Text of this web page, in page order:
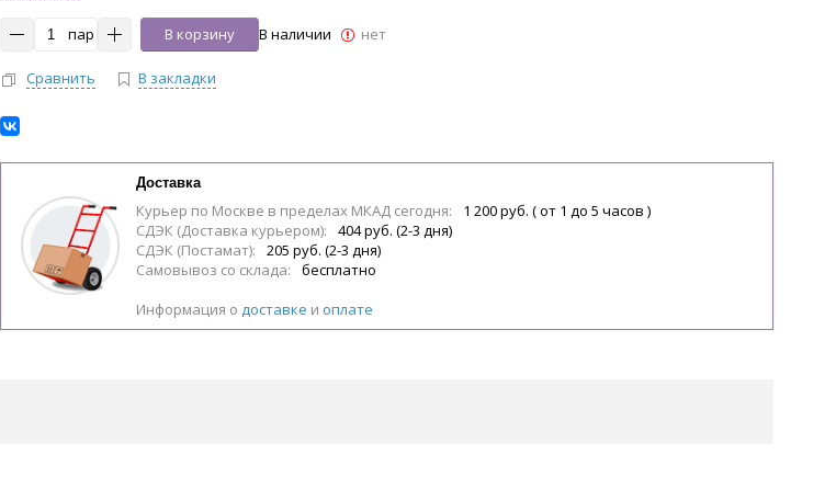
пар В корзину В наличии нет
Сравнить В закладки
Доставка
Курьер по Москве в пределах МКАД сегодня:
1 200 руб. ( от 1 до 5 часов )
СДЭК (Доставка курьером):
404 руб. (2-3 дня)
СДЭК (Постамат):
205 руб. (2-3 дня)
Самовывоз со склада:
бесплатно
Информация о доставке и оплате